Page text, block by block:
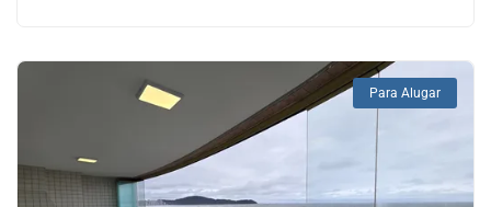
Para Alugar